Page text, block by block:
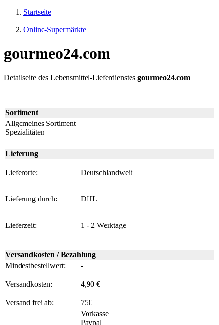
Startseite
|
Online-Supermärkte
gourmeo24.com
Detailseite des Lebensmittel-Lieferdienstes gourmeo24.com
Sortiment
Allgemeines Sortiment
Spezialitäten
Lieferung
Lieferorte: Deutschlandweit
Lieferung durch: DHL
Lieferzeit: 1 - 2 Werktage
Versandkosten / Bezahlung
Mindestbestellwert:
-
Versandkosten: 4,90 €
Versand frei ab:
75€
Vorkasse
Paypal